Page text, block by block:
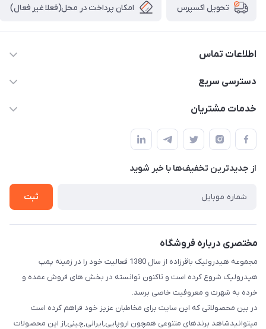
تحویل اکسپرس امکان پرداخت در محل(فعلا غیر فعال)
اطلاعات تماس
04432336021
دسترسی سریع
حساب کاربری
لیست محصولات
درباره ما
خدمات مشتریان
قوانین و مقررات
حریم خصوصی
راهنما
از جدید‌ترین تخفیف‌ها با‌ خبر شوید
ثبت
مختصری درباره فروشگاه
مجموعه هیدرولیک باقرزاده از سال 1380 فعالیت خود را در زمینه پمپ
هیدرولیک شروع کرده است و تاکنون توانسته در بخش های فروش عمده و
خرده به شهرت و معروفیت خاصی برسد.
در بین محصولاتی که این سایت برای مخاطبان عزیز خود فراهم کرده است
میتوانیدشاهد برندهای متنوعی همچون اروپایی,ایرانی,چینی,از این محصولات